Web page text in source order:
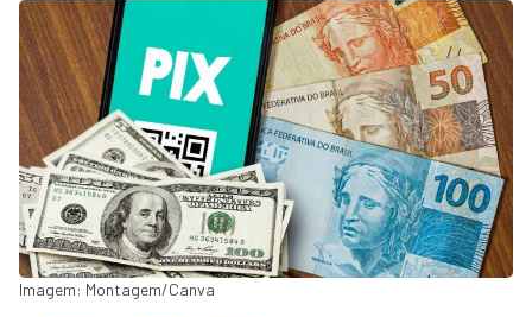
Imagem: Montagem/Canva